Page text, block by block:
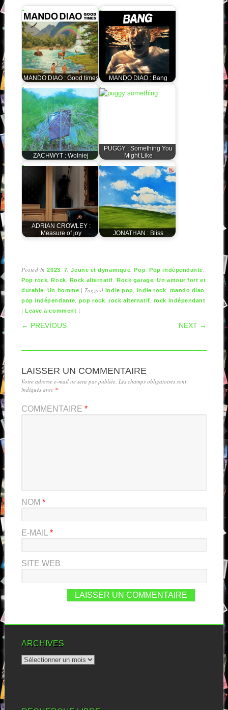
MANDO DIAO : Good times MANDO DIAO : Bang
ZACHWYT : Wolniej
PUGGY : Something You
Might Like
ADRIAN CROWLEY :
Measure of joy
JONATHAN : Bliss
Posted in2023 7 ,Jeune et dynamique ,Pop ,Pop indépendante
Pop rock ,Rock Rock alternatif ,Rock garage ,Un amour fort et
durable
Un homme | Tagged indie pop indie rock mando diao
pop indépendante pop rock ,rock alternatif rock indépendant
|Leave a comment |
POST NAVIGATION
← PREVIOUS NEXT →
LAISSER UN COMMENTAIRE
Votre adresse e-mail ne sera pas publiée. Les champs obligatoires sont
indiqués avec *
COMMENTAIRE *
NOM *
E-MAIL *
SITE WEB
ARCHIVES